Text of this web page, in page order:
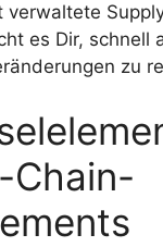
verwaltete
es Dir, schnell
zu
Chain-